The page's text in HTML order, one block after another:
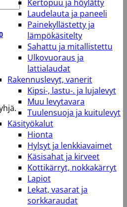
Kertopuu ja höylätty
Laudelauta ja paneeli
Painekyllästetty ja
lämpökäsitelty
Sahattu ja mitallistettu
Ulkovuoraus ja
lattialaudat
Rakennuslevyt, vanerit
Kipsi-, lastu-. ja lujalevyt
Muu levytavara
Tuulensuoja ja kuitulevyt
Käsityökalut
Hionta
Hylsyt ja lenkkiavaimet
Käsisahat ja kirveet
Kottikärryt, nokkakärryt
Lapiot
Lekat, vasarat ja
sorkkaraudat